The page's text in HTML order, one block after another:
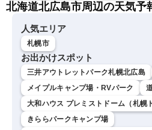
北海道北広島市周辺の天気予
人気エリア
札幌市
お出かけスポット
三井アウトレットパーク札幌北広島
メイプルキャンプ場・RVパーク
大和ハウス プレミストドーム（札幌
きららパークキャンプ場